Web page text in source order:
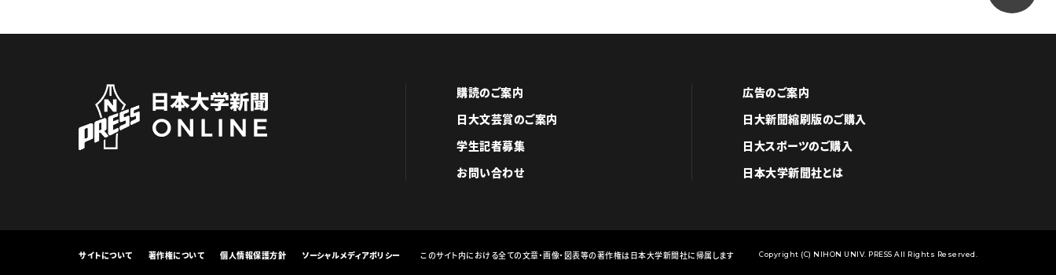
購読のご案内
日大文芸賞のご案内
学生記者募集
お問い合わせ
広告のご案内
日大新聞縮刷版のご購入
日大スポーツのご購入
日本大学新聞社とは
サイトについて 著作権について 個人情報保護方針 ソーシャルメディアポリシー このサイト内における全ての文章・画像・図表等の著作権は日本大学新聞社に帰属します Copyright (C) NIHON UNIV. PRESS All Rights Reserved.